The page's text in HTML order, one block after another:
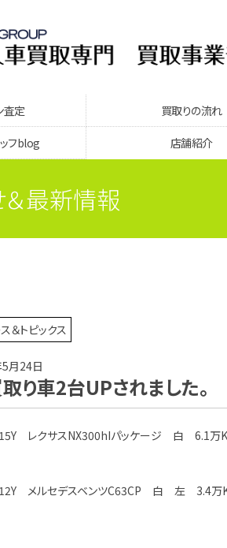
査定 買取りの流れ
フblog 店舗紹介
最新情報
＆トピックス
月24日
り車2台UPされました。
レクサスNX300hIパッケージ 白 6.1万
メルセデスベンツC63CP 白 左 3.4万